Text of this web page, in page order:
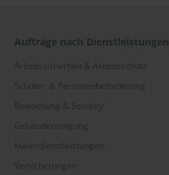
Traunstein
Trier
Ulm
Aufträge nach Dienstleistungen
Arbeitssicherheit & Arbeitsschutz
Schüler- & Personenbeförderung
Bewachung & Security
Gebäudereinigung
Kurierdienstleistungen
Versicherungen